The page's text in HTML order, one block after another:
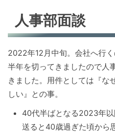
人事部面談
2022年12月中旬。会社へ行
半年を切ってきましたので人
きました。用件としては『な
しい』との事。
40代半ばとなる2023年
送ると40歳過ぎた頃から